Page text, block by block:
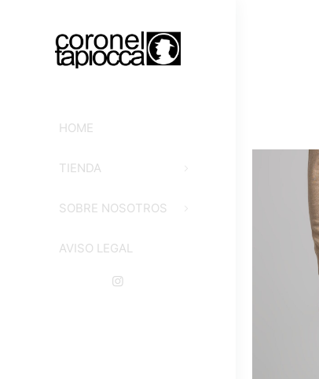
HOME
TIENDA
SOBRE NOSOTROS
AVISO LEGAL